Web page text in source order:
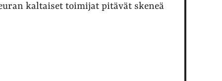
kaltaiset toimijat pitävät skeneä